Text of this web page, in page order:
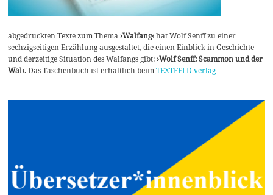
abgedruckten Texte zum Thema›Walfang‹hat Wolf Senff zu einer
sechzigseitigen Erzählung ausgestaltet, die einen Einblick in Geschichte
und derzeitige Situation des Walfangs gibt:›Wolf Senff: Scammon und der
Wal‹. Das Taschenbuch ist erhältlich beimTEXTFELD verlag